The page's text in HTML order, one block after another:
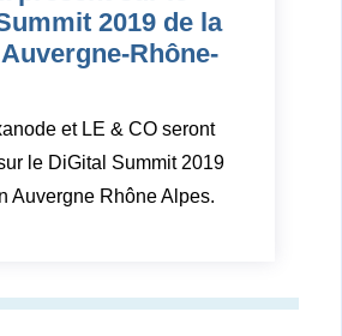
2019 de la
Rhône-
et LE & CO seront
le DiGital Summit 2019
Auvergne Rhône Alpes.